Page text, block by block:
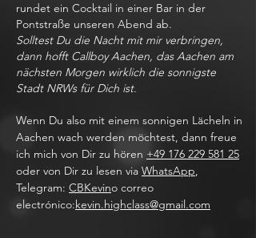
rundet ein Cocktail in einer Bar in der
Pontstraße unseren Abend ab.
Solltest Du die Nacht mit mir verbringen,
dann hofft Callboy Aachen, das Aachen am
nächsten Morgen wirklich die sonnigste
Stadt NRWs für Dich ist.
Wenn Du also mit einem sonnigen Lächeln in
Aachen wach werden möchtest, dann freue
ich mich von Dir zu hören +49 176 229 581 25
oder von Dir zu lesen via WhatsApp,
Telegram: CBKevino correo
electrónico:kevin.highclass@gmail.com